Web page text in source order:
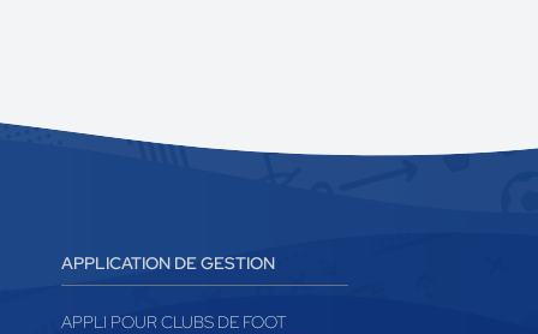
APPLICATION DE GESTION
APPLI POUR CLUBS DE FOOT